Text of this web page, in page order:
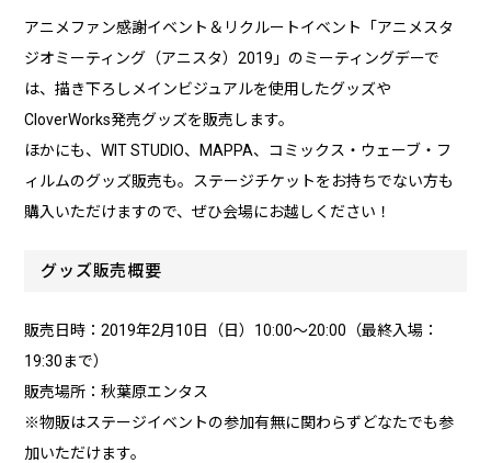
アニメファン感謝イベント＆リクルートイベント「アニメスタ
ジオミーティング（アニスタ）2019」のミーティングデーで
は、描き下ろしメインビジュアルを使用したグッズや
CloverWorks発売グッズを販売します。
ほかにも、WIT STUDIO、MAPPA、コミックス・ウェーブ・フ
ィルムのグッズ販売も。ステージチケットをお持ちでない方も
購入いただけますので、ぜひ会場にお越しください！
グッズ販売概要
販売日時：2019年2月10日（日）10:00～20:00（最終入場：
19:30まで）
販売場所：秋葉原エンタス
※物販はステージイベントの参加有無に関わらずどなたでも参
加いただけます。